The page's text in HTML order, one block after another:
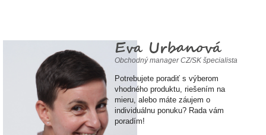
Eva Urbanová
Obchodný manager CZ/SK špecialista
Potrebujete poradiť s výberom
vhodného produktu, riešením na
mieru, alebo máte záujem o
individuálnu ponuku? Rada vám
poradím!